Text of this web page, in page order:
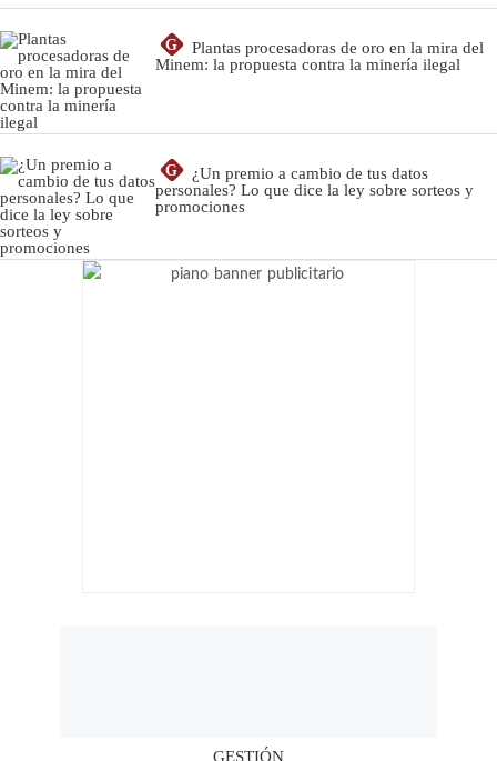
G
Plantas procesadoras de oro en la mira del
Minem: la propuesta contra la minería ilegal
G
¿Un premio a cambio de tus datos
personales? Lo que dice la ley sobre sorteos y
promociones